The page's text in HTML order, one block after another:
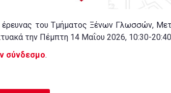
έρευνας του Τμήματος Ξένων Γλωσσών,
την Πέμπτη 14 Μαΐου 2026, 10:30-
σύνδεσμο.